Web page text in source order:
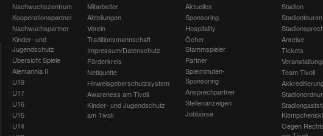
Nachwuchszentrum
Kooperationspartner
Nachwuchspartner
Kinder- und
Jugendschutz
Übersicht Spiele
Alemannia II
U19
U17
U16
U15
U14
Mitarbeiter
Abteilungen
Verein
Traditionsmannschaft
Impressum/Datenschutz
Förderkreis
Netiquette
Hinweisgeberschutzsystem
Awareness am Tivoli
Kinder- und Jugendschutz
am Tivoli
Aktuelles
Sponsoring
Hospitality
Öcher
Stammspieler
Partner
Spielminuten-
Sponsoring
Ansprechpartner
Stellenanzeigen
Jobbörse
Stadion
Stadiontouren
Anreise
Tickets
Team Tivoli
Gegen